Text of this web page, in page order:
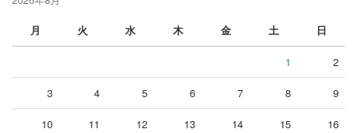
月
火 水 木 金 土 日
1 2
3 4 5 6 7 8 9
10 11 12 13 14 15 16